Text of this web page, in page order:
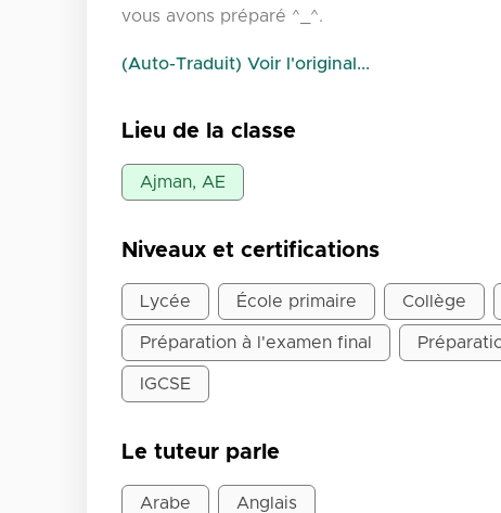
vous avons préparé ^_^.
(Auto-Traduit) Voir l'original...
Lieu de la classe
Ajman, AE
Niveaux et certifications
Lycée École primaire Collège
Préparation à l'examen final
IGCSE
Le tuteur parle
Arabe Anglais